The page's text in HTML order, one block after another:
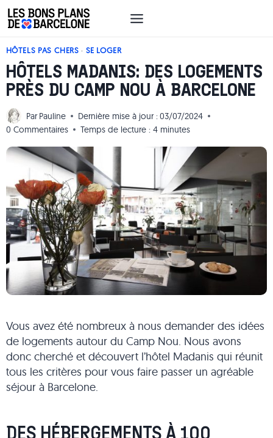
Aller
au
HÔTELS PAS CHERS · SE LOGER
HÔTELS MADANIS: DES LOGEMENTS
PRÈS DU CAMP NOU À BARCELONE
Par Pauline Dernière mise à jour : 03/07/2024
0 Commentaires
Temps de lecture : 4 minutes
Vous avez été nombreux à nous demander des idées
de logements autour du Camp Nou. Nous avons
donc cherché et découvert l’hôtel Madanis qui réunit
tous les critères pour vous faire passer un agréable
séjour à Barcelone.
DES HÉBERGEMENTS À 100